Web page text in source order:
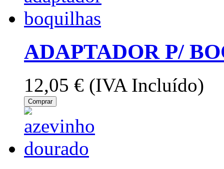
ADAPTADOR P/
12,05 € (IVA Incluído)
Comprar